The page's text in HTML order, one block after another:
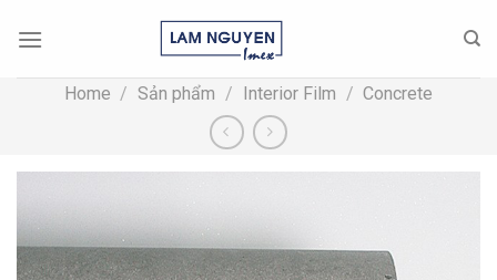
Home / Sản phẩm / Interior Film / Concrete